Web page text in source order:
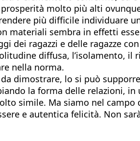
molto più alti
più difficile individuare
materiali sembra in effetti
dei ragazzi e delle ragazze
diffusa, l’isolamento,
nella norma.
dimostrare, lo si può
la forma delle relazioni,
simile. Ma siamo nel
e autentica felicità. Non